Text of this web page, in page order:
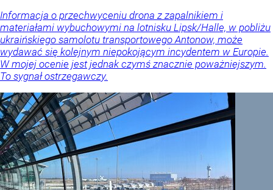
Informacja o przechwyceniu drona z zapalnikiem i
materiałami wybuchowymi na lotnisku Lipsk/Halle, w pobliżu
ukraińskiego samolotu transportowego Antonow, może
wydawać się kolejnym niepokojącym incydentem w Europie.
W mojej ocenie jest jednak czymś znacznie poważniejszym.
To sygnał ostrzegawczy.